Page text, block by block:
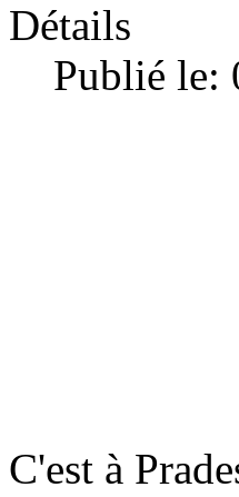
Détails
Publié le:
C'est à